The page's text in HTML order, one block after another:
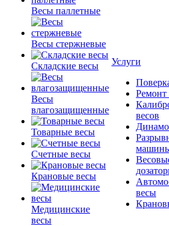
Весы паллетные
Весы стержневые
Складские весы
Весы
влагозащищенные
Товарные весы
Счетные весы
Крановые весы
Медицинские
весы
Услуги
Ремонт
весов
весы